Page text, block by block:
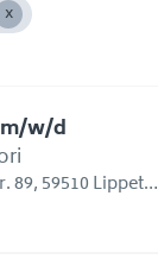
w/d
89, 59510 Lippetal,